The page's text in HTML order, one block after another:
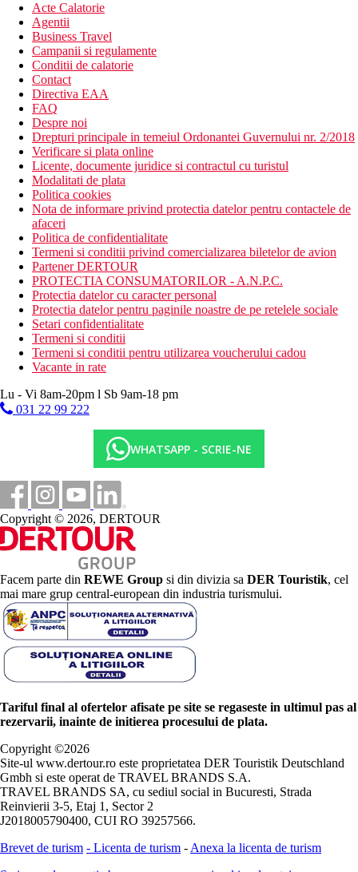
Acte Calatorie
Agentii
Business Travel
Campanii si regulamente
Conditii de calatorie
Contact
Directiva EAA
FAQ
Despre noi
Drepturi principale in temeiul Ordonantei Guvernului nr. 2/2018
Verificare si plata online
Licente, documente juridice si contractul cu turistul
Modalitati de plata
Politica cookies
Nota de informare privind protectia datelor pentru contactele de
afaceri
Politica de confidentialitate
Termeni si conditii privind comercializarea biletelor de avion
Partener DERTOUR
PROTECTIA CONSUMATORILOR - A.N.P.C.
Protectia datelor cu caracter personal
Protectia datelor pentru paginile noastre de pe retelele sociale
Setari confidentialitate
Termeni si conditii
Termeni si conditii pentru utilizarea voucherului cadou
Vacante in rate
Lu - Vi 8am-20pm l Sb 9am-18 pm
031 22 99 222
WHATSAPP - SCRIE-NE
Copyright © 2026, DERTOUR
Facem parte din REWE Group si din divizia sa DER Touristik, cel
mai mare grup central-european din industria turismului.
Tariful final al ofertelor afisate pe site se regaseste in ultimul pas al
rezervarii, inainte de initierea procesului de plata.
Copyright ©2026
Site-ul www.dertour.ro este proprietatea DER Touristik Deutschland
Gmbh si este operat de TRAVEL BRANDS S.A.
TRAVEL BRANDS SA, cu sediul social in Bucuresti, Strada
Reinvierii 3-5, Etaj 1, Sector 2
J2018005790400, CUI RO 39257566.
Brevet de turism - Licenta de turism - Anexa la licenta de turism